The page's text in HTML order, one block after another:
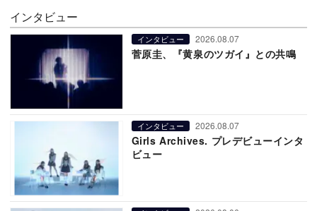
インタビュー
インタビュー 2026.08.07
菅原圭、『黄泉のツガイ』との共鳴
インタビュー 2026.08.07
Girls Archives. プレデビューインタ
ビュー